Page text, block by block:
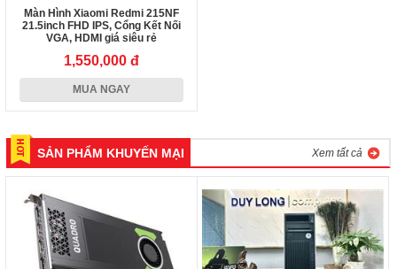
Màn Hình Xiaomi Redmi 215NF
21.5inch FHD IPS, Cổng Kết Nối
VGA, HDMI giá siêu rẻ
1,550,000 đ
MUA NGAY
SẢN PHẨM KHUYẾN MẠI Xem tất cả